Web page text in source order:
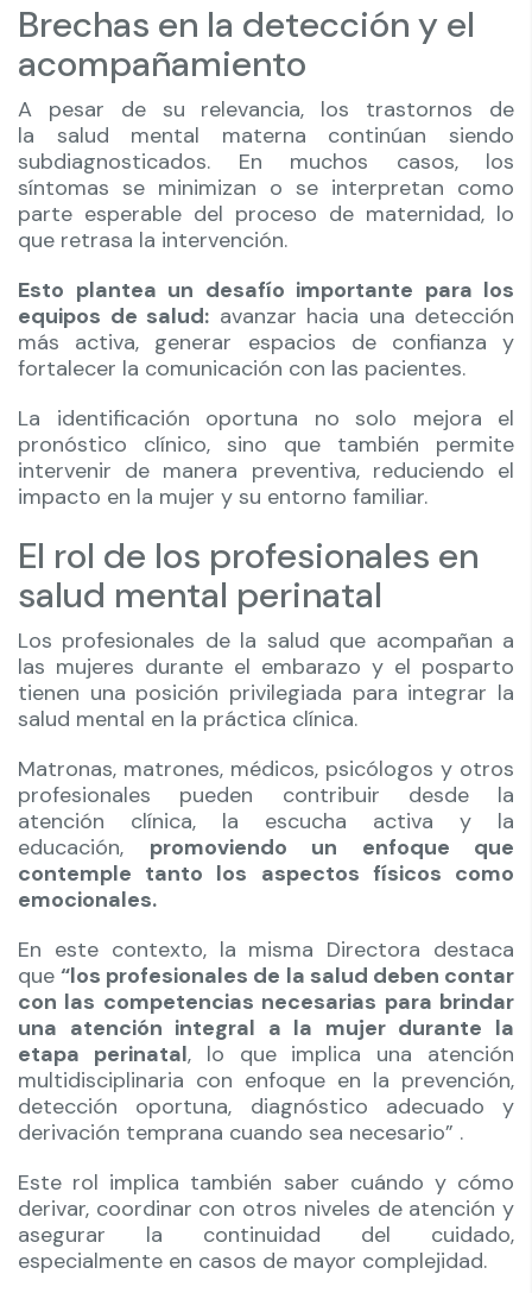
Brechas en la detección y el
acompañamiento
A pesar de su relevancia, los trastornos de
la salud mental materna continúan siendo
subdiagnosticados. En muchos casos, los
síntomas se minimizan o se interpretan como
parte esperable del proceso de maternidad, lo
que retrasa la intervención.
Esto plantea un desafío importante para los
equipos de salud: avanzar hacia una detección
más activa, generar espacios de confianza y
fortalecer la comunicación con las pacientes.
La identificación oportuna no solo mejora el
pronóstico clínico, sino que también permite
intervenir de manera preventiva, reduciendo el
impacto en la mujer y su entorno familiar.
El rol de los profesionales en
salud mental perinatal
Los profesionales de la salud que acompañan a
las mujeres durante el embarazo y el posparto
tienen una posición privilegiada para integrar la
salud mental en la práctica clínica.
Matronas, matrones, médicos, psicólogos y otros
profesionales pueden contribuir desde la
atención clínica, la escucha activa y la
educación, promoviendo un enfoque que
contemple tanto los aspectos físicos como
emocionales.
En este contexto, la misma Directora destaca
que“los profesionales de la salud deben contar
con las competencias necesarias para brindar
una atención integral a la mujer durante la
etapa perinatal, lo que implica una atención
multidisciplinaria con enfoque en la prevención,
detección oportuna, diagnóstico adecuado y
derivación temprana cuando sea necesario” .
Este rol implica también saber cuándo y cómo
derivar, coordinar con otros niveles de atención y
asegurar la continuidad del cuidado,
especialmente en casos de mayor complejidad.